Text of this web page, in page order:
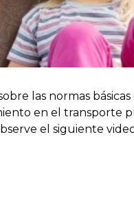
las normas básicas
en el transporte
el siguiente